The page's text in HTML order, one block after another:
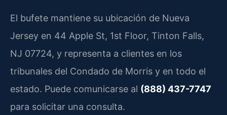
El bufete mantiene su ubicación de Nueva
Jersey en 44 Apple St, 1st Floor, Tinton Falls,
NJ 07724, y representa a clientes en los
tribunales del Condado de Morris y en todo el
estado. Puede comunicarse al (888) 437-7747
para solicitar una consulta.